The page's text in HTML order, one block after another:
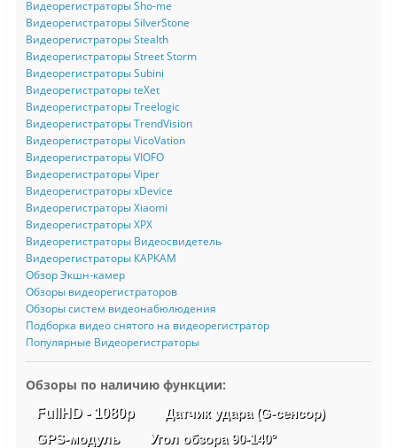
Видеорегистраторы Sho-me
Видеорегистраторы SilverStone
Видеорегистраторы Stealth
Видеорегистраторы Street Storm
Видеорегистраторы Subini
Видеорегистраторы teXet
Видеорегистраторы Treelogic
Видеорегистраторы TrendVision
Видеорегистраторы VicoVation
Видеорегистраторы VIOFO
Видеорегистраторы Viper
Видеорегистраторы xDevice
Видеорегистраторы Xiaomi
Видеорегистраторы XPX
Видеорегистраторы Видеосвидетель
Видеорегистраторы КАРКАМ
Обзор Экшн-камер
Обзоры видеорегистраторов
Обзоры систем видеонабюлюдения
Подборка видео снятого на видеорегистратор
Популярные Видеорегистраторы
Обзоры по наличию функции:
FullHD - 1080p
Датчик удара (G-сенсор)
GPS-модуль
Угол обзора 90-140°